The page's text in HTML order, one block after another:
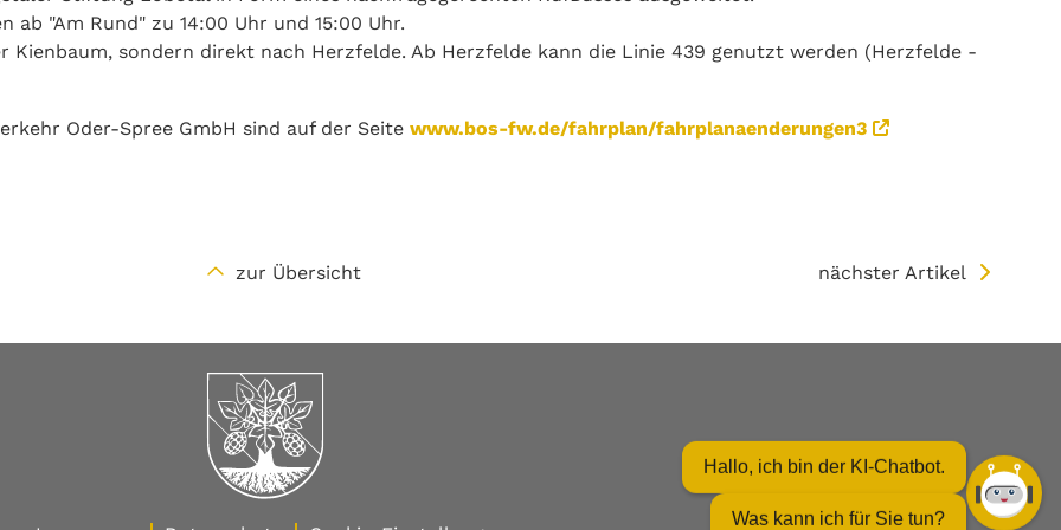
"Am Rund" zu 14:00 Uhr und 15:00 Uhr.
sondern direkt nach Herzfelde. Ab Herzfelde kann die Linie 439 genutzt werden (Herzfelde -
Oder-Spree GmbH sind auf der Seite www.bos-fw.de/fahrplan/fahrplanaenderungen3
zur Übersicht nächster Artikel
Hallo, ich bin der KI-Chatbot.
Was kann ich für Sie tun?